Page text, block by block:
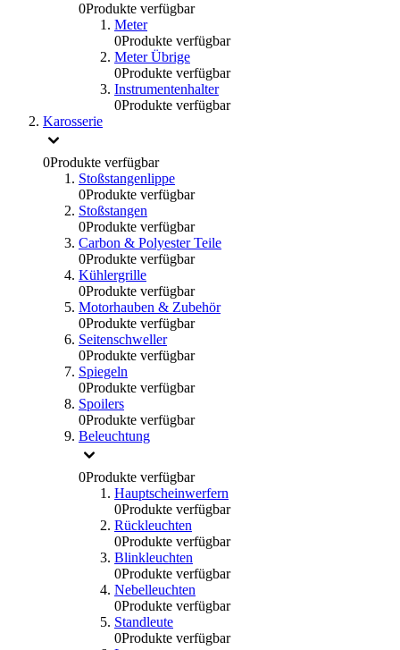
0Produkte verfügbar
Meter
0Produkte verfügbar
Meter Übrige
0Produkte verfügbar
Instrumentenhalter
0Produkte verfügbar
Karosserie
0Produkte verfügbar
Stoßstangenlippe
0Produkte verfügbar
Stoßstangen
0Produkte verfügbar
Carbon & Polyester Teile
0Produkte verfügbar
Kühlergrille
0Produkte verfügbar
Motorhauben & Zubehör
0Produkte verfügbar
Seitenschweller
0Produkte verfügbar
Spiegeln
0Produkte verfügbar
Spoilers
0Produkte verfügbar
Beleuchtung
0Produkte verfügbar
Hauptscheinwerfern
0Produkte verfügbar
Rückleuchten
0Produkte verfügbar
Blinkleuchten
0Produkte verfügbar
Nebelleuchten
0Produkte verfügbar
Standleute
0Produkte verfügbar